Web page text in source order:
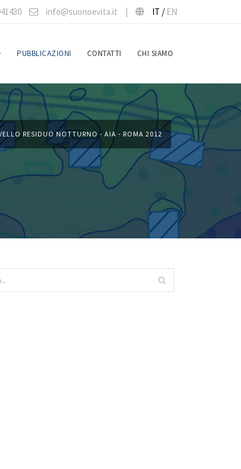
info@suonoevita.it | IT / EN
PUBBLICAZIONI CONTATTI CHI SIAMO
RESIDUO NOTTURNO - AIA - ROMA 2012